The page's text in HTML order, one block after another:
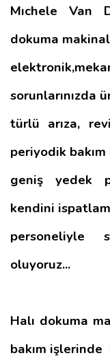
Mıchele Van
dokuma
sorunlarınızda
türlü arıza,
periyodik
geniş yedek
kendini
personeliyle
oluyoruz...
Halı dokuma
bakım işlerinde